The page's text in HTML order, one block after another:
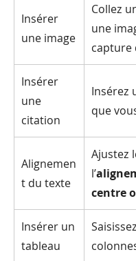
Insérer
une image
Collez
une
capture
Insérer
une
citation
Insérez
que
Alignemen
t du texte
Ajustez
l’
centre
Insérer un
tableau